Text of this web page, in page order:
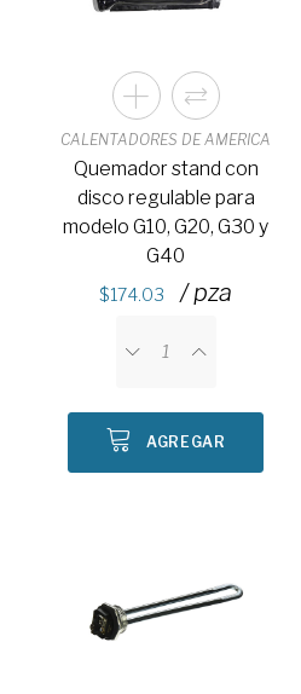
CALENTADORES DE AMERICA
Quemador stand con
disco regulable para
modelo G10, G20, G30 y
G40
174.03 / pza
AGREGAR